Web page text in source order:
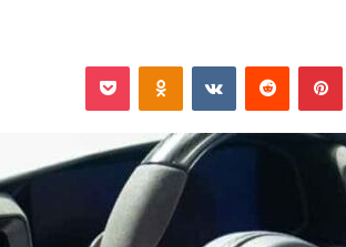
بينتيريست